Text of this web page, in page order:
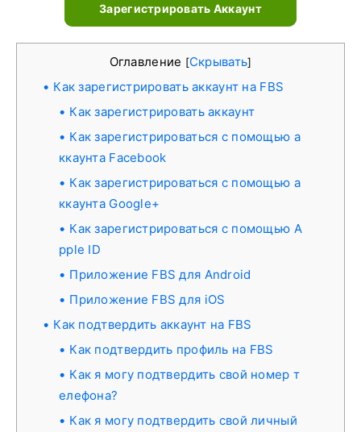
Зарегистрировать Аккаунт
Оглавление [Скрывать]
Как зарегистрировать аккаунт на FBS
Как зарегистрировать аккаунт
Как зарегистрироваться с помощью а
ккаунта Facebook
Как зарегистрироваться с помощью а
ккаунта Google+
Как зарегистрироваться с помощью A
pple ID
Приложение FBS для Android
Приложение FBS для iOS
Как подтвердить аккаунт на FBS
Как подтвердить профиль на FBS
Как я могу подтвердить свой номер т
елефона?
Как я могу подтвердить свой личный